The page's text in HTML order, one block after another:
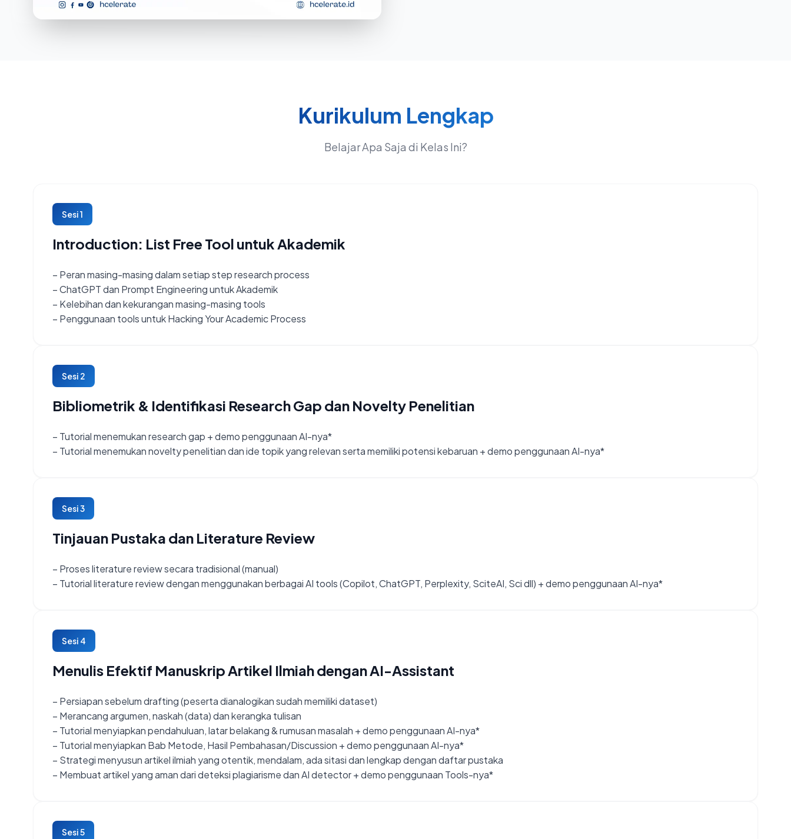
Kurikulum Lengkap
Belajar Apa Saja di Kelas Ini?
Sesi 1
Introduction: List Free Tool untuk Akademik
– Peran masing-masing dalam setiap step research process
– ChatGPT dan Prompt Engineering untuk Akademik
– Kelebihan dan kekurangan masing-masing tools
– Penggunaan tools untuk Hacking Your Academic Process
Sesi 2
Bibliometrik & Identifikasi Research Gap dan Novelty Penelitian
– Tutorial menemukan research gap + demo penggunaan AI-nya*
– Tutorial menemukan novelty penelitian dan ide topik yang relevan serta memiliki potensi kebaruan + demo penggunaan AI-nya*
Sesi 3
Tinjauan Pustaka dan Literature Review
– Proses literature review secara tradisional (manual)
– Tutorial literature review dengan menggunakan berbagai AI tools (Copilot, ChatGPT, Perplexity, SciteAI, Sci dll) + demo penggunaan AI-nya*
Sesi 4
Menulis Efektif Manuskrip Artikel Ilmiah dengan AI-Assistant
– Persiapan sebelum drafting (peserta dianalogikan sudah memiliki dataset)
– Merancang argumen, naskah (data) dan kerangka tulisan
– Tutorial menyiapkan pendahuluan, latar belakang & rumusan masalah + demo penggunaan AI-nya*
– Tutorial menyiapkan Bab Metode, Hasil Pembahasan/Discussion + demo penggunaan AI-nya*
– Strategi menyusun artikel ilmiah yang otentik, mendalam, ada sitasi dan lengkap dengan daftar pustaka
– Membuat artikel yang aman dari deteksi plagiarisme dan AI detector + demo penggunaan Tools-nya*
Sesi 5